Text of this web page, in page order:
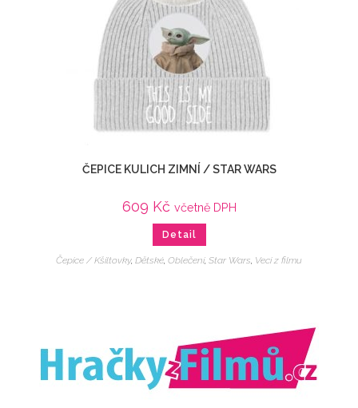
ČEPICE KULICH ZIMNÍ / STAR WARS
609 Kč včetně DPH
Detail
Čepice / Kšiltovky, Dětské, Oblečení, Star Wars, Veci z filmu